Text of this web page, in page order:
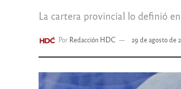
La cartera provincial lo definió
Por Redacción HDC 29 de agosto de